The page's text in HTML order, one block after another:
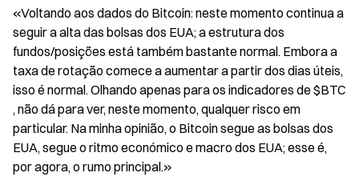
«Voltando aos dados do Bitcoin: neste momento continua a
seguir a alta das bolsas dos EUA; a estrutura dos
fundos/posições está também bastante normal. Embora a
taxa de rotação comece a aumentar a partir dos dias úteis,
isso é normal. Olhando apenas para os indicadores de $BTC
, não dá para ver, neste momento, qualquer risco em
particular. Na minha opinião, o Bitcoin segue as bolsas dos
EUA, segue o ritmo económico e macro dos EUA; esse é,
por agora, o rumo principal.»